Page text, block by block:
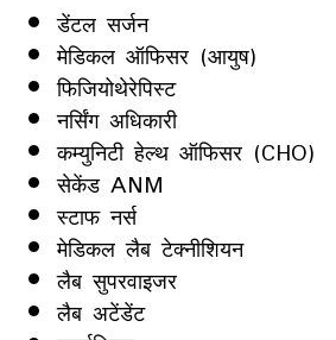
डेंटल सर्जन
मेडिकल ऑफिसर (आयुष)
फिजियोथेरेपिस्ट
नर्सिंग अधिकारी
कम्युनिटी हेल्थ ऑफिसर (CHO)
सेकेंड ANM
स्टाफ नर्स
मेडिकल लैब टेक्नीशियन
लैब सुपरवाइजर
लैब अटेंडेंट